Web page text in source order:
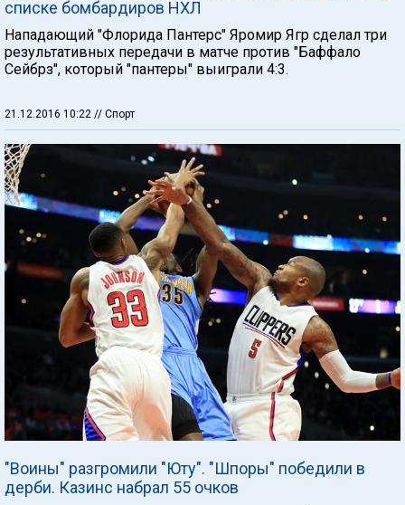
списке бомбардиров НХЛ
Нападающий "Флорида Пантерс" Яромир Ягр сделал три
результативных передачи в матче против "Баффало
Сейбрз", который "пантеры" выиграли 4:3.
21.12.2016 10:22 // Спорт
"Воины" разгромили "Юту". "Шпоры" победили в
дерби. Казинс набрал 55 очков